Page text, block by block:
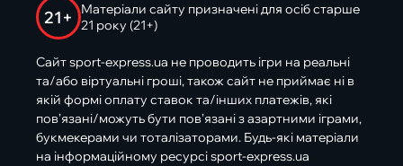
21+
Матеріали сайту призначені для осіб старше
21 року (21+)
Сайт sport-express.ua не проводить ігри на реальні
та/або віртуальні гроші, також сайт не приймає ні в
якій формі оплату ставок та/інших платежів, які
пов’язані/можуть бути пов’язані з азартними іграми,
букмекерами чи тоталізаторами. Будь-які матеріали
на інформаційному ресурсі sport-express.ua